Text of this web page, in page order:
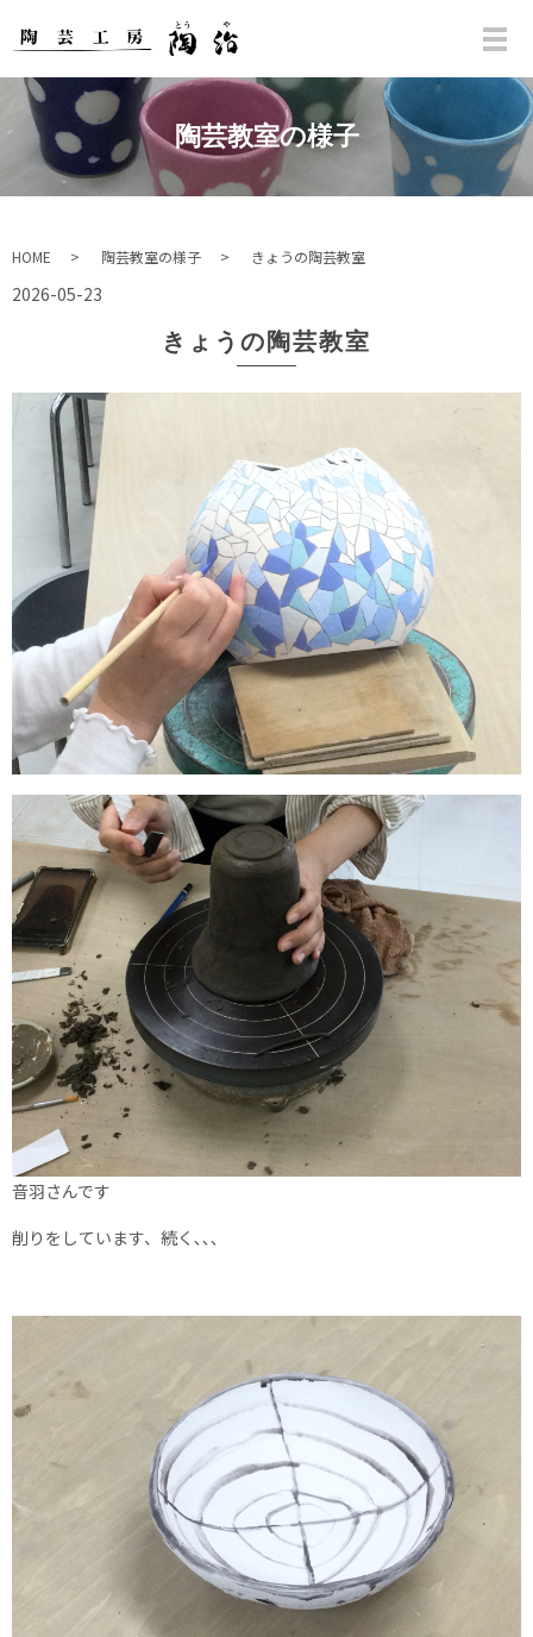
陶芸教室の様子
HOME 陶芸教室の様子 きょうの陶芸教室
2026-05-23
きょうの陶芸教室
音羽さんです
削りをしています、続く､､､